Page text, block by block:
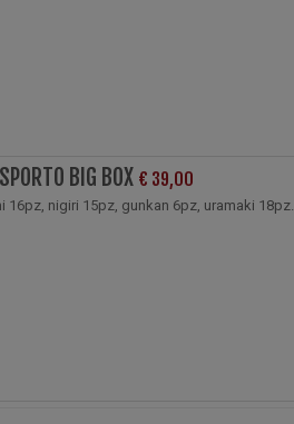
BIG BOX € 39,00
16pz, nigiri 15pz, gunkan 6pz, uramaki 18pz.